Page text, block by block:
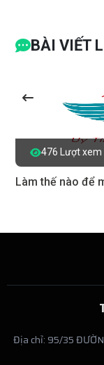
BÀI VIẾT
476 Lượt xem
Làm thế nào để
Địa chỉ: 95/35